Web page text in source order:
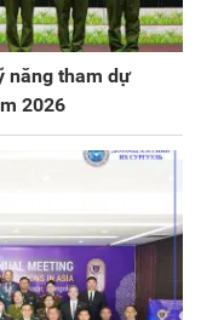
năng tham dự
2026